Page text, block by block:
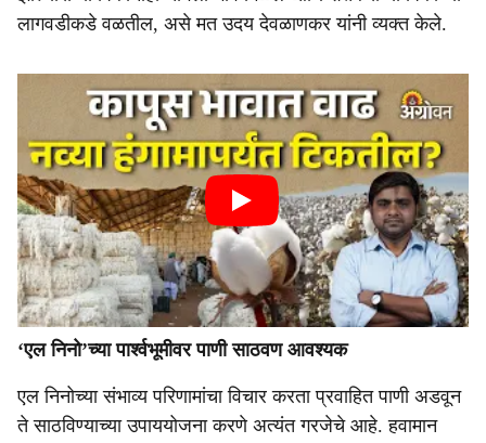
लागवडीकडे वळतील, असे मत उदय देवळाणकर यांनी व्यक्त केले.
‘एल निनो’च्या पार्श्वभूमीवर पाणी साठवण आवश्यक
एल निनोच्या संभाव्य परिणामांचा विचार करता प्रवाहित पाणी अडवून
ते साठविण्याच्या उपाययोजना करणे अत्यंत गरजेचे आहे. हवामान